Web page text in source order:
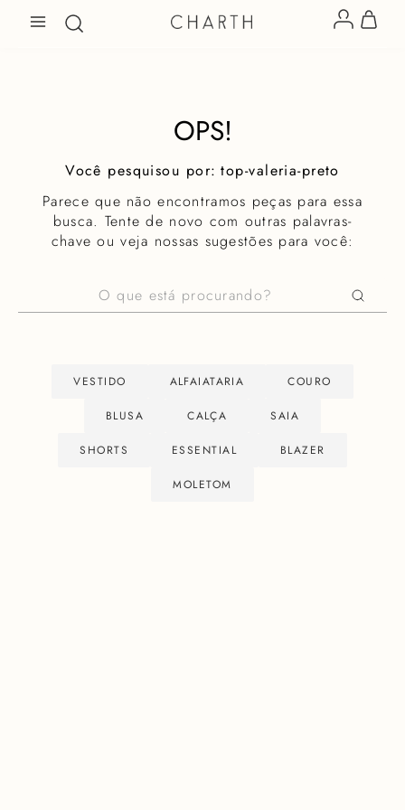
OPS!
top-valeria-preto
Parece que não encontramos peças para essa
busca. Tente de novo com outras palavras-
chave ou veja nossas sugestões para você:
O que está procurando?
VESTIDO ALFAIATARIA COURO
BLUSA CALÇA SAIA
SHORTS ESSENTIAL BLAZER
MOLETOM